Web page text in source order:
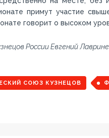
примут участие
говорит о высоком
России Евгений
СОЮЗ КУЗНЕЦОВ